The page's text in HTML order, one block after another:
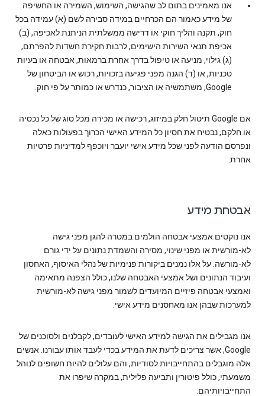
אנו מאמינים בתום לב שהגישה, השימוש, השמירה או החשיפה
של מידע כאמור הם הכרחיים במידה סבירה לשם (א) עמידה בכל
חוק, תקנה והליך חוקי או דרישה ממשלתית הניתנת לאכיפה, (ב)
אכיפת תנאי השירות הישימים, לרבות חקירת חשדות להפרתם,
(ג) גילוי, מניעה או טיפול בדרך אחרת ברמאות, אבטחה או בעיות
טכניות, או (ד) הגנה מפני פגיעה בזכויות, רכוש או הביטחון של
Google, משתמשיה או הציבור, כנדרש או כמותר על פי חוק.
אם Google תיטול חלק במיזוג, רכישה או מכירה מכל סוג של כל נכסיה
או חלקם, נבטיח את חסיון כל המידע האישי הכרוך בפעולות כאלה
ונפרסם הודעה לפני שכל מידע אישי יועבר ויוכפף למדיניות פרטיות
אחרת.
אבטחת מידע
אנו נוקטים אמצעי אבטחה הולמים במטרה להגן מפני גישה
לא-מורשית או מפני שינוי, מסירה והשמדת נתונים על ידי גורם
לא-מורשה. על אלו נמנים ביקורות פנימיות של נהלי האיסוף, האחסון
ועיבוד הנתונים ושל אמצעי האבטחה שלנו, כולל הצפנה מתאימה
ואמצעי אבטחה פיזיים המיועדים לשמור מפני גישה לא-מורשית
למערכות שבהן אנו מאחסנים מידע אישי.
אנו מגבילים את הגישה למידע האישי לעובדים, לקבלנים ולסוכנים של
Google, אשר צריכים לדעת את המידע בכדי לעבד אותו עבורנו. אנשים
אלה מוגבלים בהתחייבויות לסודיות, והם עלולים להיות חשופים לנוהל
משמעתי, כולל פיטורין ותביעה פלילית, במקרה שיפרו את
התחייבויותיהם.